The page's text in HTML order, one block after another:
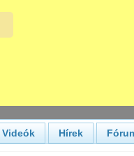
Videók Hírek